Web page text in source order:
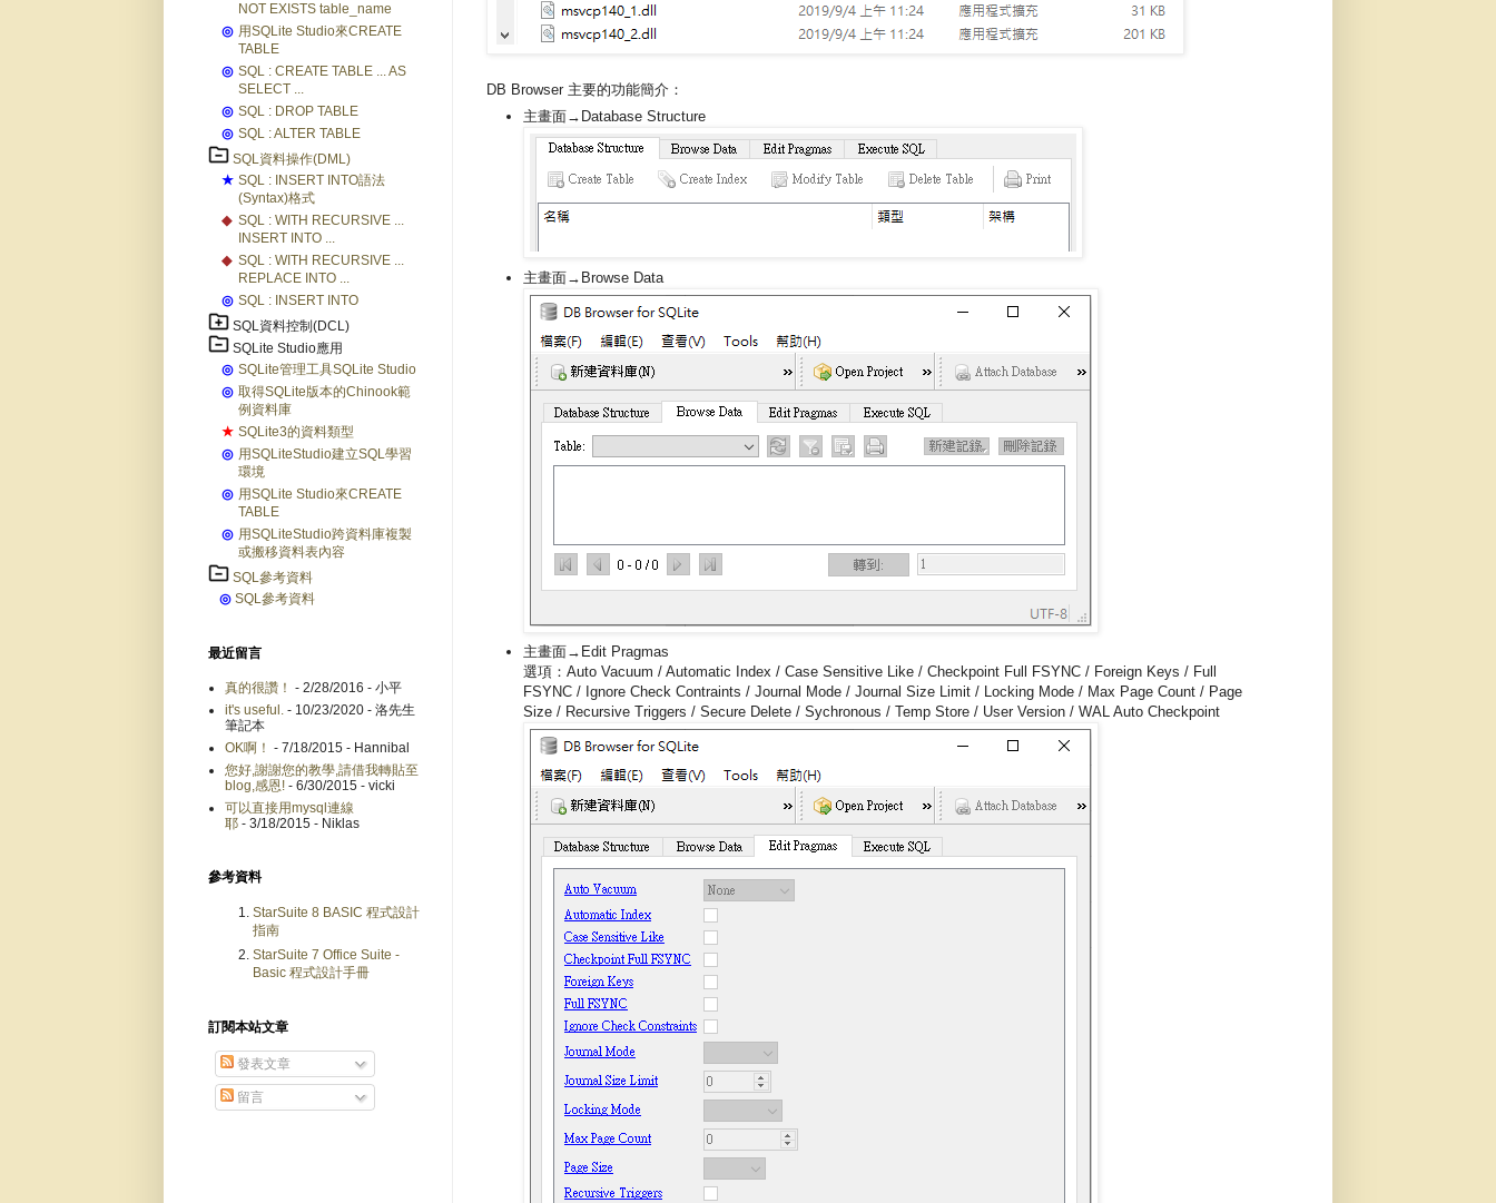
DB Browser 主要的功能簡介：
主畫面→Database Structure
主畫面→Browse Data
主畫面→Edit Pragmas
選項：Auto Vacuum / Automatic Index / Case Sensitive Like / Checkpoint Full FSYNC / Foreign Keys / Full
FSYNC / Ignore Check Contraints / Journal Mode / Journal Size Limit / Locking Mode / Max Page Count / Page
Size / Recursive Triggers / Secure Delete / Sychronous / Temp Store / User Version / WAL Auto Checkpoint
NOT EXISTS table_name
◎ 用SQLite Studio來CREATE
TABLE
◎ SQL : CREATE TABLE ... AS
SELECT ...
◎ SQL : DROP TABLE
◎ SQL : ALTER TABLE
SQL資料操作(DML)
★ SQL : INSERT INTO語法
(Syntax)格式
◆ SQL : WITH RECURSIVE ...
INSERT INTO ...
◆ SQL : WITH RECURSIVE ...
REPLACE INTO ...
◎ SQL : INSERT INTO
SQL資料控制(DCL)
SQLite Studio應用
◎ SQLite管理工具SQLite Studio
◎ 取得SQLite版本的Chinook範
例資料庫
★ SQLite3的資料類型
◎ 用SQLiteStudio建立SQL學習
環境
◎ 用SQLite Studio來CREATE
TABLE
◎ 用SQLiteStudio跨資料庫複製
或搬移資料表內容
SQL參考資料
◎ SQL參考資料
最近留言
真的很讚！ - 2/28/2016 - 小平
it's useful. - 10/23/2020 - 洛先生
筆記本
OK啊！ - 7/18/2015 - Hannibal
您好,謝謝您的教學,請借我轉貼至
blog,感恩! - 6/30/2015 - vicki
可以直接用mysql連線
耶 - 3/18/2015 - Niklas
參考資料
StarSuite 8 BASIC 程式設計
指南
StarSuite 7 Office Suite -
Basic 程式設計手冊
訂閱本站文章
發表文章
留言